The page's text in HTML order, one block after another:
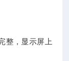
整，显示屏上